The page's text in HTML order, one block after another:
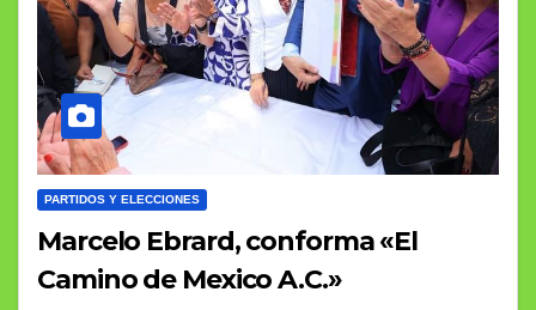
PARTIDOS Y ELECCIONES
Marcelo Ebrard, conforma «El
Camino de Mexico A.C.»